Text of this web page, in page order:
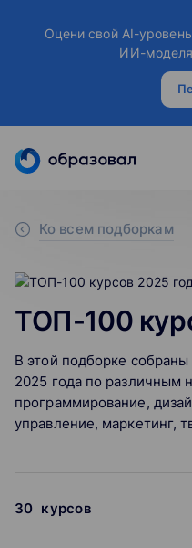
Оцени свой AI-
ИИ-
Ко всем подборкам
ТОП-100
В этой подборке
2025 года по различным
программирование,
управление, маркетинг,
30 курсов